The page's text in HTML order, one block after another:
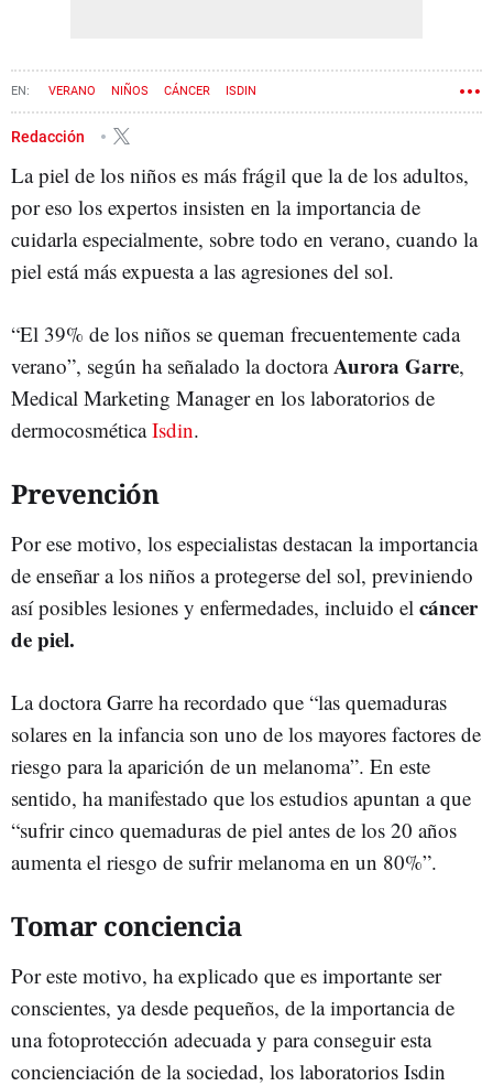
VERANO NIÑOS CÁNCER ISDIN
Redacción
La piel de los niños es más frágil que la de los adultos,
por eso los expertos insisten en la importancia de
cuidarla especialmente, sobre todo en verano, cuando la
piel está más expuesta a las agresiones del sol.
“El 39% de los niños se queman frecuentemente cada
verano”, según ha señalado la doctoraAurora Garre,
Medical Marketing Manager en los laboratorios de
dermocosméticaIsdin.
Prevención
Por ese motivo, los especialistas destacan la importancia
de enseñar a los niños a protegerse del sol, previniendo
así posibles lesiones y enfermedades, incluido el cáncer
de piel.
La doctora Garre ha recordado que “las quemaduras
solares en la infancia son uno de los mayores factores de
riesgo para la aparición de un melanoma”. En este
sentido, ha manifestado que los estudios apuntan a que
“sufrir cinco quemaduras de piel antes de los 20 años
aumenta el riesgo de sufrir melanoma en un 80%”.
Tomar conciencia
Por este motivo, ha explicado que es importante ser
conscientes, ya desde pequeños, de la importancia de
una fotoprotección adecuada y para conseguir esta
concienciación de la sociedad, los laboratorios Isdin